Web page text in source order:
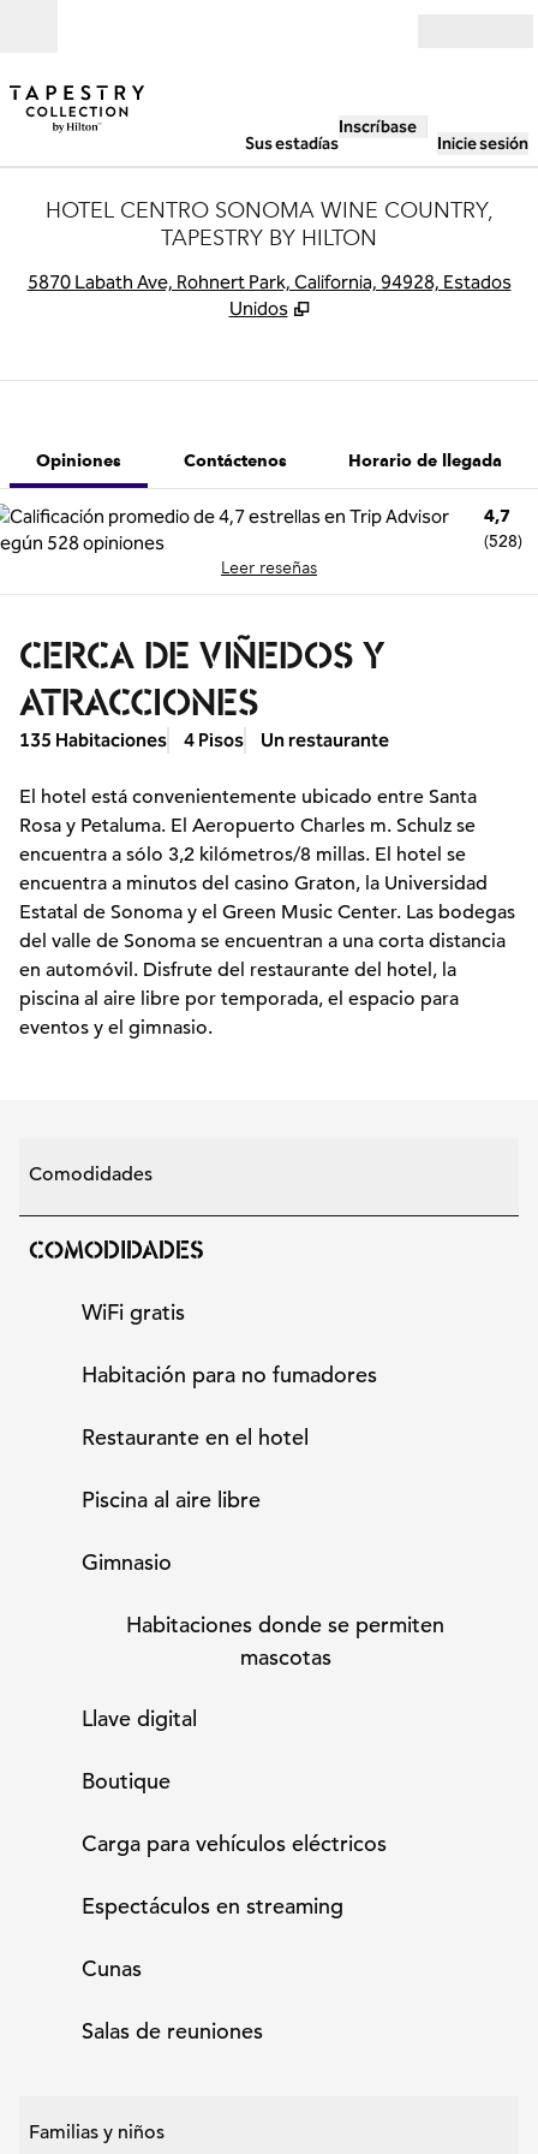
Sus estadías
Inscríbase
Inicie sesión
HOTEL CENTRO SONOMA WINE COUNTRY,
TAPESTRY BY HILTON
5870 Labath Ave, Rohnert Park, California, 94928, Estados
Unidos
Opiniones Contáctenos Horario de llegada
4,7
(528)
Leer reseñas
CERCA DE VIÑEDOS Y
ATRACCIONES
135 Habitaciones 4 Pisos Un restaurante
El hotel está convenientemente ubicado entre Santa
Rosa y Petaluma. El Aeropuerto Charles m. Schulz se
encuentra a sólo 3,2 kilómetros/8 millas. El hotel se
encuentra a minutos del casino Graton, la Universidad
Estatal de Sonoma y el Green Music Center. Las bodegas
del valle de Sonoma se encuentran a una corta distancia
en automóvil. Disfrute del restaurante del hotel, la
piscina al aire libre por temporada, el espacio para
eventos y el gimnasio.
Comodidades
COMODIDADES
WiFi gratis
Habitación para no fumadores
Restaurante en el hotel
Piscina al aire libre
Gimnasio
Habitaciones donde se permiten
mascotas
Llave digital
Boutique
Carga para vehículos eléctricos
Espectáculos en streaming
Cunas
Salas de reuniones
Familias y niños